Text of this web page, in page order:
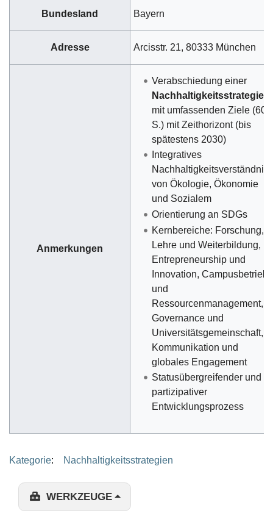
Bundesland Bayern
Adresse Arcisstr. 21, 80333 München
Anmerkungen
Verabschiedung einer
Nachhaltigkeitsstrategie
mit umfassenden Ziele (60
S.) mit Zeithorizont (bis
spätestens 2030)
Integratives
Nachhaltigkeitsverständnis
von Ökologie, Ökonomie
und Sozialem
Orientierung an SDGs
Kernbereiche: Forschung,
Lehre und Weiterbildung,
Entrepreneurship und
Innovation, Campusbetrieb
und
Ressourcenmanagement,
Governance und
Universitätsgemeinschaft,
Kommunikation und
globales Engagement
Statusübergreifender und
partizipativer
Entwicklungsprozess
Kategorie: Nachhaltigkeitsstrategien
WERKZEUGE